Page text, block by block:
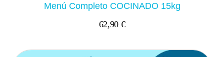
Menú Completo COCINADO 15kg
62,90 €